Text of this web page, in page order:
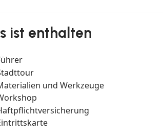
ist enthalten
und Werkzeuge